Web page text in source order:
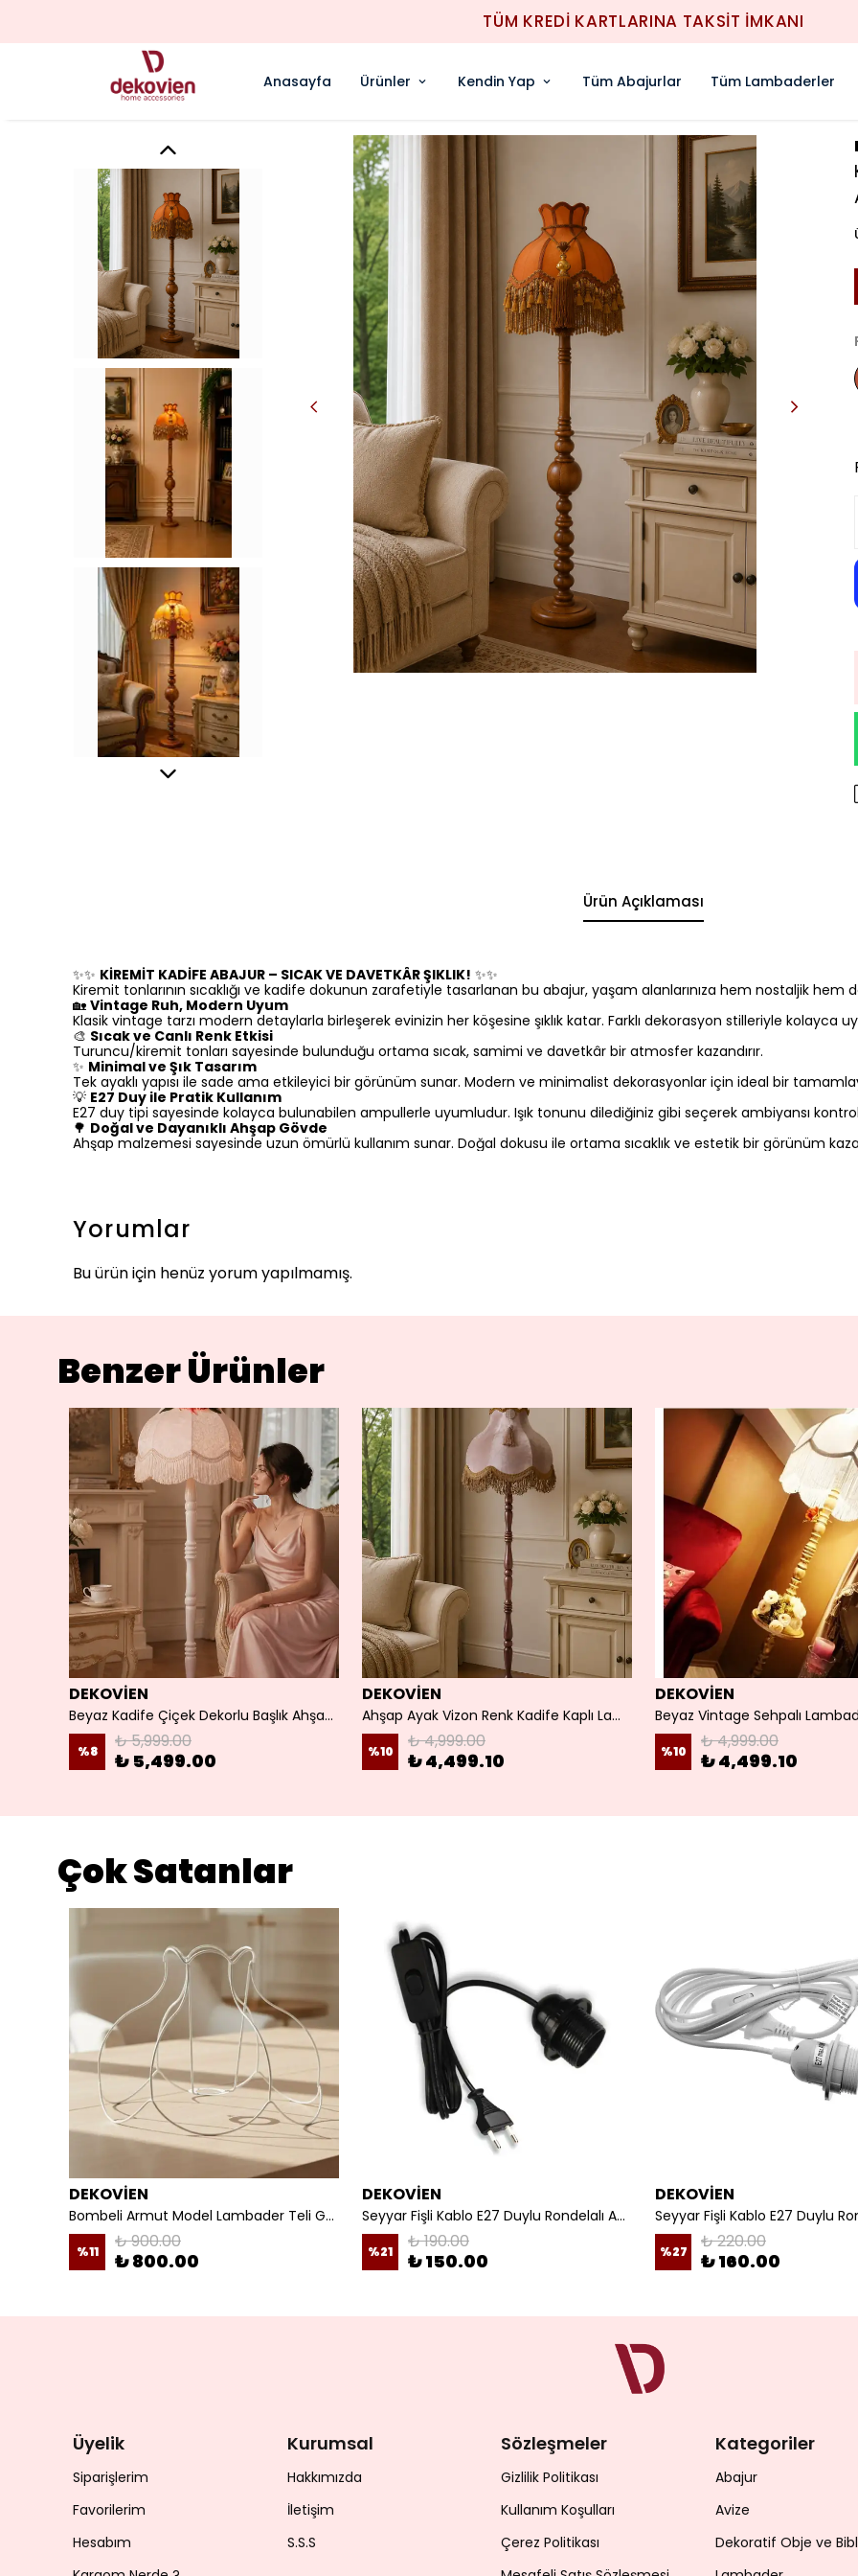
1000TL ÜZERİ ÜCRETSİZ KARGO
Anasayfa Ürünler Kendin Yap Tüm Abajurlar Tüm Lambaderler
Ürün Açıklaması
✨✨ KİREMİT KADİFE ABAJUR – SICAK VE DAVETKÂR ŞIKLIK! ✨✨
Kiremit tonlarının sıcaklığı ve kadife dokunun zarafetiyle tasarlanan bu abajur, yaşam alanlarınıza hem nostaljik hem
🏡 Vintage Ruh, Modern Uyum
Klasik vintage tarzı modern detaylarla birleşerek evinizin her köşesine şıklık katar. Farklı dekorasyon stilleriyle kolayca
🎨 Sıcak ve Canlı Renk Etkisi
Turuncu/kiremit tonları sayesinde bulunduğu ortama sıcak, samimi ve davetkâr bir atmosfer kazandırır.
✨ Minimal ve Şık Tasarım
Tek ayaklı yapısı ile sade ama etkileyici bir görünüm sunar. Modern ve minimalist dekorasyonlar için ideal bir
💡 E27 Duy ile Pratik Kullanım
E27 duy tipi sayesinde kolayca bulunabilen ampullerle uyumludur. Işık tonunu dilediğiniz gibi seçerek ambiyansı
🌳 Doğal ve Dayanıklı Ahşap Gövde
Ahşap malzemesi sayesinde uzun ömürlü kullanım sunar. Doğal dokusu ile ortama sıcaklık ve estetik bir görünüm
Yorumlar
Bu ürün için henüz yorum yapılmamış.
Benzer Ürünler
DEKOVİEN
Beyaz Kadife Çiçek Dekorlu Başlık Ahşap Doğal Beyaz Ayaklı Klasik Model Lambader
%8 ₺ 5,999.00
₺ 5,499.00
DEKOVİEN
Ahşap Ayak Vizon Renk Kadife Kaplı Lambader Vintage Model
%10 ₺ 4,999.00
₺ 4,499.10
DEKOVİEN
Beyaz Vintage Sehpalı
%10 ₺ 4,999.00
₺ 4,499.10
Çok Satanlar
DEKOVİEN
Bombeli Armut Model Lambader Teli Galvaniz
%11 ₺ 900.00
₺ 800.00
DEKOVİEN
Seyyar Fişli Kablo E27 Duylu Rondelalı Anahtarlı Kablo Arapuarlı Abajur Kablo
%21 ₺ 190.00
₺ 150.00
DEKOVİEN
%27 ₺ 220.00
₺ 160.00
Üyelik
Siparişlerim
Favorilerim
Hesabım
Kurumsal
Hakkımızda
İletişim
S.S.S
Sözleşmeler
Gizlilik Politikası
Kullanım Koşulları
Çerez Politikası
Kategoriler
Abajur
Avize
Dekoratif Obje ve